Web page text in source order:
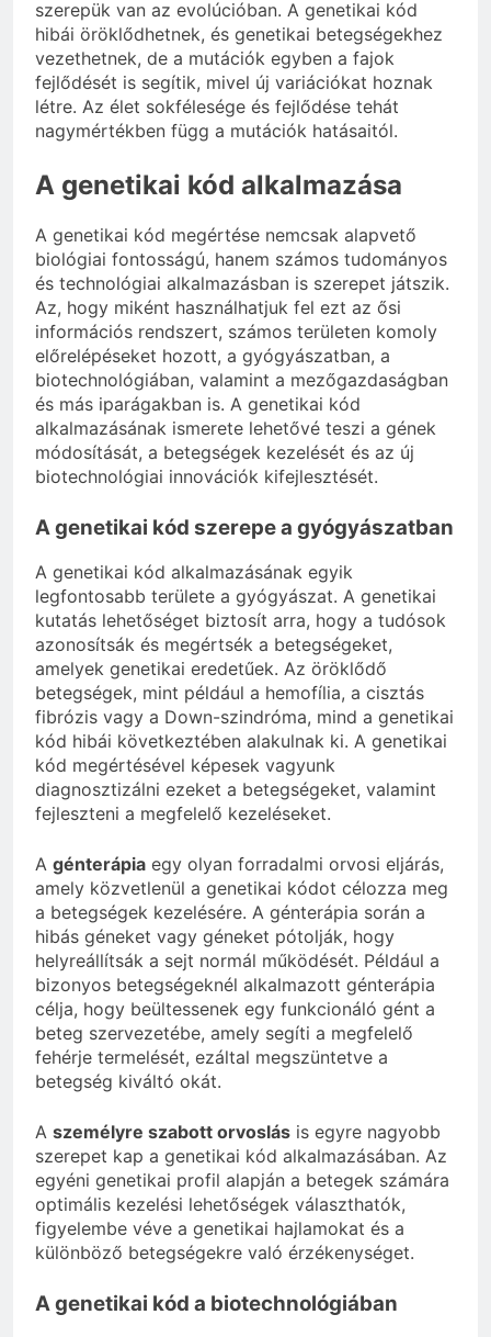
szerepük van az evolúcióban. A genetikai kód
hibái öröklődhetnek, és genetikai betegségekhez
vezethetnek, de a mutációk egyben a fajok
fejlődését is segítik, mivel új variációkat hoznak
létre. Az élet sokfélesége és fejlődése tehát
nagymértékben függ a mutációk hatásaitól.
A genetikai kód alkalmazása
A genetikai kód megértése nemcsak alapvető
biológiai fontosságú, hanem számos tudományos
és technológiai alkalmazásban is szerepet játszik.
Az, hogy miként használhatjuk fel ezt az ősi
információs rendszert, számos területen komoly
előrelépéseket hozott, a gyógyászatban, a
biotechnológiában, valamint a mezőgazdaságban
és más iparágakban is. A genetikai kód
alkalmazásának ismerete lehetővé teszi a gének
módosítását, a betegségek kezelését és az új
biotechnológiai innovációk kifejlesztését.
A genetikai kód szerepe a gyógyászatban
A genetikai kód alkalmazásának egyik
legfontosabb területe a gyógyászat. A genetikai
kutatás lehetőséget biztosít arra, hogy a tudósok
azonosítsák és megértsék a betegségeket,
amelyek genetikai eredetűek. Az öröklődő
betegségek, mint például a hemofília, a cisztás
fibrózis vagy a Down-szindróma, mind a genetikai
kód hibái következtében alakulnak ki. A genetikai
kód megértésével képesek vagyunk
diagnosztizálni ezeket a betegségeket, valamint
fejleszteni a megfelelő kezeléseket.
A génterápia egy olyan forradalmi orvosi eljárás,
amely közvetlenül a genetikai kódot célozza meg
a betegségek kezelésére. A génterápia során a
hibás géneket vagy géneket pótolják, hogy
helyreállítsák a sejt normál működését. Például a
bizonyos betegségeknél alkalmazott génterápia
célja, hogy beültessenek egy funkcionáló gént a
beteg szervezetébe, amely segíti a megfelelő
fehérje termelését, ezáltal megszüntetve a
betegség kiváltó okát.
A személyre szabott orvoslás is egyre nagyobb
szerepet kap a genetikai kód alkalmazásában. Az
egyéni genetikai profil alapján a betegek számára
optimális kezelési lehetőségek választhatók,
figyelembe véve a genetikai hajlamokat és a
különböző betegségekre való érzékenységet.
A genetikai kód a biotechnológiában